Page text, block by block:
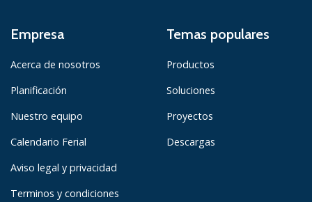
Empresa
Acerca de nosotros
Planificación
Nuestro equipo
Calendario Ferial
Aviso legal y privacidad
Terminos y condiciones
Temas populares
Productos
Soluciones
Proyectos
Descargas